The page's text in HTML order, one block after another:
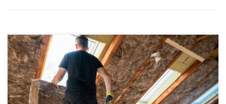
W ostatnich latach świadomość ekologiczna znacznie wzrosła, a
wiele osób szuka zrównoważonych alternatyw dla tradycyjnych
produktów. Jednym z takich produktów jest roślina konopi, która
staje się coraz bardziej popularna jako zrównoważona